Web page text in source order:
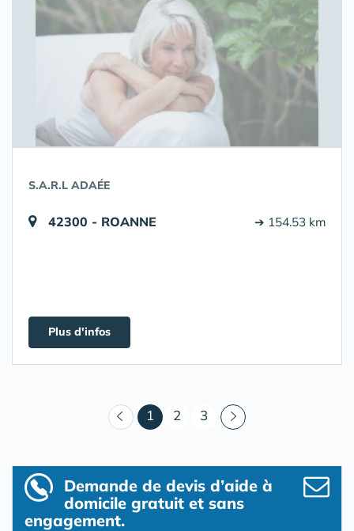
S.A.R.L ADAÉE
42300 - ROANNE ➔ 154.53 km
Plus d'infos
1 (courant)
2 3
Demande de devis d’aide à
domicile gratuit et sans
engagement.